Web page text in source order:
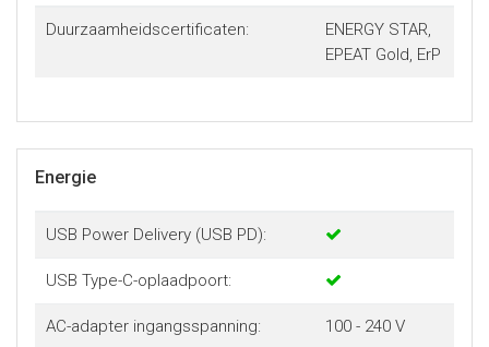
Duurzaamheidscertificaten:
ENERGY STAR,
EPEAT Gold, ErP
Energie
USB Power Delivery (USB PD):
USB Type-C-oplaadpoort:
AC-adapter ingangsspanning: 100 - 240 V